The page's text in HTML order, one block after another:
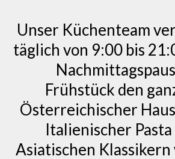
Unser Küchenteam
täglich von 9:00 bis
Frühstück den
Österreichischer
Italienischer Pasta
Asiatischen